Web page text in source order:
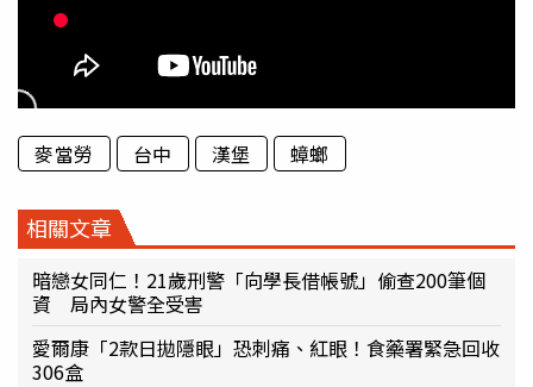
麥當勞 台中 漢堡 蟑螂
相關文章
暗戀女同仁！21歲刑警「向學長借帳號」偷查200筆個
資 局內女警全受害
愛爾康「2款日拋隱眼」恐刺痛、紅眼！食藥署緊急回收
306盒